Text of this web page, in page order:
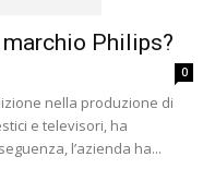
Philips?
0
nella produzione di
e televisori, ha
l’azienda ha...